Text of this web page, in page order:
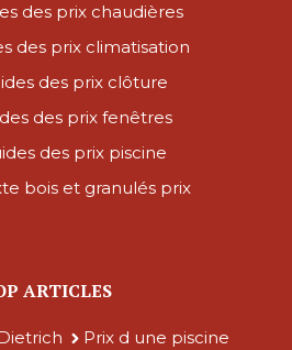
des prix chaudières
des prix climatisation
des prix clôture
des prix fenêtres
des prix piscine
bois et granulés prix
ARTICLES
Prix d une piscine